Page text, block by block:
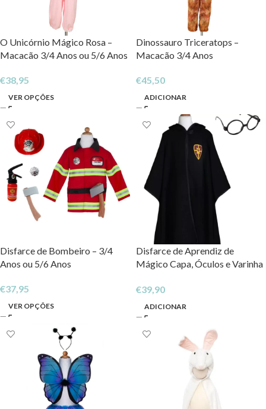
O Unicórnio Mágico Rosa –
Macacão 3/4 Anos ou 5/6 Anos
€38,95
VER OPÇÕES
Dinossauro Triceratops –
Macacão 3/4 Anos
€45,50
ADICIONAR
Disfarce de Bombeiro – 3/4
Anos ou 5/6 Anos
€37,95
VER OPÇÕES
Disfarce de Aprendiz de
Mágico Capa, Óculos e Varinha
€39,90
ADICIONAR